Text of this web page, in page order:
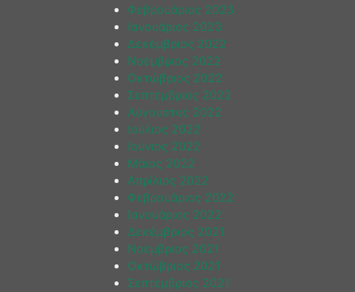
Φεβρουάριος 2023
Ιανουάριος 2023
Δεκέμβριος 2022
Νοέμβριος 2022
Οκτώβριος 2022
Σεπτέμβριος 2022
Αύγουστος 2022
Ιούλιος 2022
Ιούνιος 2022
Μάιος 2022
Απρίλιος 2022
Φεβρουάριος 2022
Ιανουάριος 2022
Δεκέμβριος 2021
Νοέμβριος 2021
Οκτώβριος 2021
Σεπτέμβριος 2021